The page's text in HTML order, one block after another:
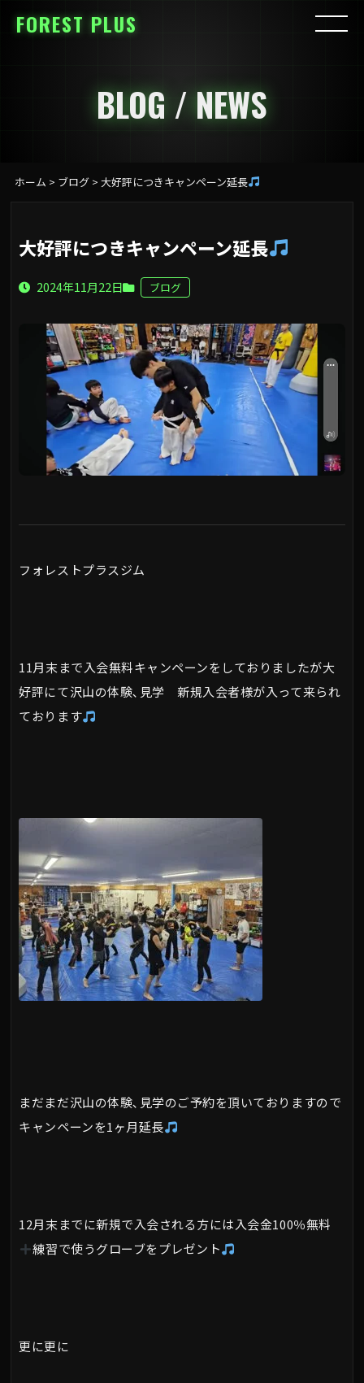
FOREST PLUS
BLOG / NEWS
ホーム > ブログ> 大好評につきキャンペーン延長
大好評につきキャンペーン延長
2024年11月22日 ブログ
フォレストプラスジム
11月末まで入会無料キャンペーンをしておりましたが大
好評にて沢山の体験､見学 新規入会者様が入って来られ
ております
まだまだ沢山の体験､見学のご予約を頂いておりますので
キャンペーンを1ヶ月延長
12月末までに新規で入会される方には入会金100％無料
練習で使うグローブをプレゼント
更に更に